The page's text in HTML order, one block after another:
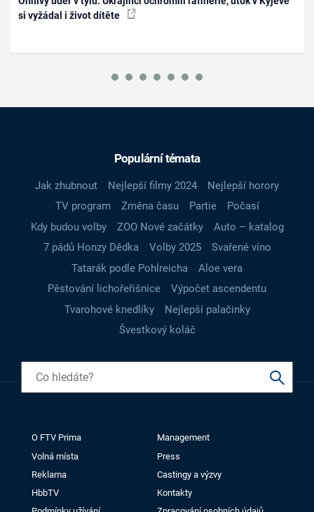
si vyžádal i život dítěte
Populární témata
Jak zhubnout Nejlepší filmy 2024
Nejlepší horory
TV program
Změna času Partie
Počasí
Kdy budou volby
ZOO Nové začátky
Auto – katalog
7 pádů Honzy Dědka
Volby 2025
Svařené víno
Tatarák podle Pohlreicha
Aloe vera
Pěstování lichořeřišnice
Výpočet ascendentu
Tvarohové knedlíky
Nejlepší palačinky
Švestkový koláč
O FTV Prima
Management
Volná místa
Press
Reklama
Castingy a výzvy
HbbTV
Kontakty